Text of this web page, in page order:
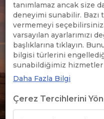
tanımlamaz ancak size
deneyimi sunabilir. Bazı
vermemeyi
varsayılan ayarlarımızı
başlıklarına tıklayın.
bilgisi türlerini
sunabildiğimiz
Daha Fazla Bilgi
Çerez Tercihlerini